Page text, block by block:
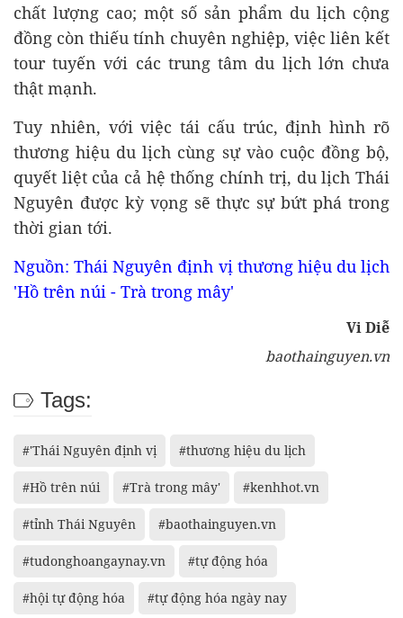
chất lượng cao; một số sản phẩm du lịch cộng
đồng còn thiếu tính chuyên nghiệp, việc liên kết
tour tuyến với các trung tâm du lịch lớn chưa
thật mạnh.
Tuy nhiên, với việc tái cấu trúc, định hình rõ
thương hiệu du lịch cùng sự vào cuộc đồng bộ,
quyết liệt của cả hệ thống chính trị, du lịch Thái
Nguyên được kỳ vọng sẽ thực sự bứt phá trong
thời gian tới.
Nguồn: Thái Nguyên định vị thương hiệu du lịch
'Hồ trên núi - Trà trong mây'
Vi Diễ
baothainguyen.vn
Tags:
#'Thái Nguyên định vị #thương hiệu du lịch
#Hồ trên núi #Trà trong mây' #kenhhot.vn
#tỉnh Thái Nguyên #baothainguyen.vn
#tudonghoangaynay.vn #tự động hóa
#hội tự động hóa #tự động hóa ngày nay